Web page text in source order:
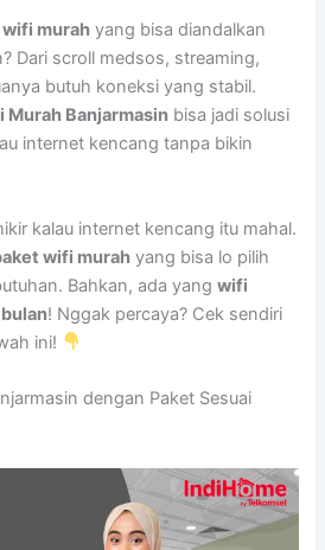
wifi murah yang bisa diandalkan
Dari scroll medsos, streaming,
butuh koneksi yang stabil.
Murah Banjarmasin bisa jadi solusi
internet kencang tanpa bikin
kalau internet kencang itu mahal.
wifi murah yang bisa lo pilih
Bahkan, ada yangwifi
! Nggak percaya? Cek sendiri
ini!
dengan Paket Sesuai